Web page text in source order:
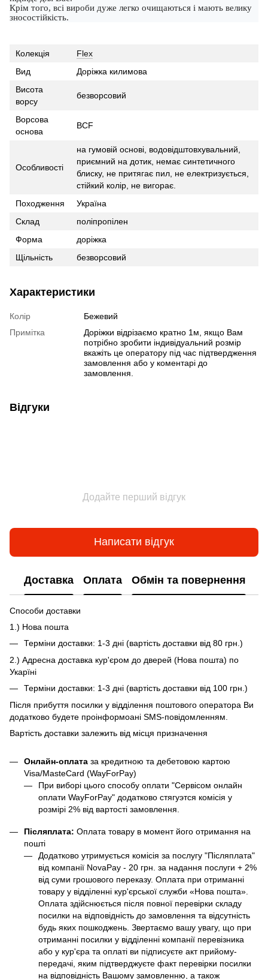
Крім того, всі вироби дуже легко очищаються і мають велику
зносостійкість.
Колекція
Flex
Вид
Доріжка килимова
Висота
ворсу
безворсовий
Ворсова
основа
BCF
Особливості
на гумовій основі, водовідштовхувальний,
приємний на дотик, немає синтетичного
блиску, не притягає пил, не електризується,
стійкий колір, не вигорає.
Походження
Україна
Склад
поліпропілен
Форма
доріжка
Щільність
безворсовий
Характеристики
Колір
Бежевий
Примітка
Доріжки відрізаємо кратно 1м, якщо Вам
потрібно зробити індивідуальний розмір
вкажіть це оператору під час підтвердження
замовлення або у коментарі до
замовлення.
Відгуки
Додайте перший відгук
Написати відгук
Доставка Оплата Обмін та повернення
Способи доставки
1.) Нова пошта
Терміни доставки: 1-3 дні (вартість доставки від 80 грн.)
2.) Адресна доставка кур'єром до дверей (Нова пошта) по
Укарїні
Терміни доставки: 1-3 дні (вартість доставки від 100 грн.)
Після прибуття посилки у відділення поштового оператора Ви
додатково будете проінформоані SMS-повідомленням.
Вартість доставки залежить від місця призначення
Онлайн-оплата за кредитною та дебетовою картою
Visa/MasteCard (WayForPay)
При виборі цього способу оплати "Сервісом онлайн
оплати WayForPay" додатково стягуэтся комісія у
розмірі 2% від вартості замовлення.
Післяплата: Оплата товару в момент його отримання на
пошті
Додатково утримується комісія за послугу "Післяплата"
від компанії NovaPay - 20 грн. за надання послуги + 2%
від суми грошового переказу. Оплата при отриманні
товару у відділенні кур'єрської служби «Нова пошта».
Оплата здійснюється після повної перевірки складу
посилки на відповідність до замовлення та відсутність
будь яких пошкоджень. Звертаємо вашу увагу, що при
отриманні посилки у відділенні компанії перевізника
або у кур'єра та оплаті ви підписуєте акт прийому-
передачі, яким підтверджуєте факт перевірки посилки
на відповідність Вашому замовленню, а також